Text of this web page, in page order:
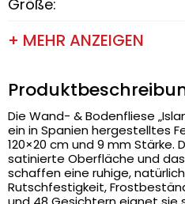
Größe:
+ MEHR ANZEIGEN
Die Wand- & Bodenfliese
ein in Spanien hergestelltes
120×20 cm und 9 mm Stärke.
satinierte Oberfläche und
schaffen eine ruhige,
Rutschfestigkeit,